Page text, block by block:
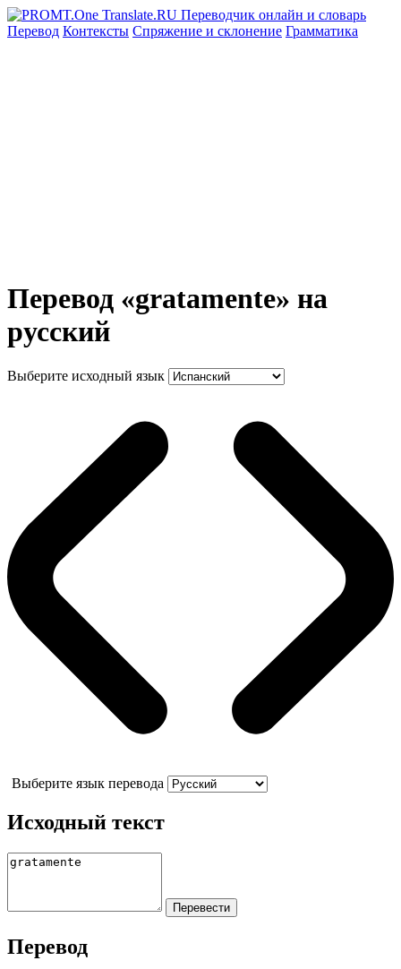
Перевод Контексты Спряжение и склонение Грамматика
Перевод «gratamente» на
русский
Выберите исходный язык
Выберите язык перевода
Исходный текст
Перевод